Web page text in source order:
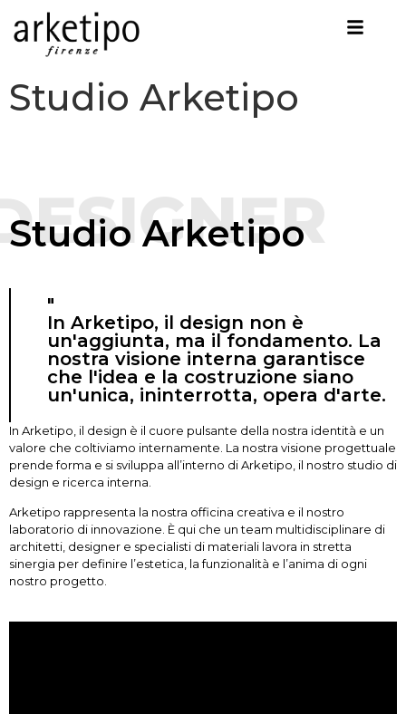
Studio Arketipo
Studio Arketipo
"
In Arketipo, il design non è
un'aggiunta, ma il fondamento. La
nostra visione interna garantisce
che l'idea e la costruzione siano
un'unica, ininterrotta, opera d'arte.
In Arketipo, il design è il cuore pulsante della nostra identità e un
valore che coltiviamo internamente. La nostra visione progettuale
prende forma e si sviluppa all’interno di Arketipo, il nostro studio di
design e ricerca interna.
Arketipo rappresenta la nostra officina creativa e il nostro
laboratorio di innovazione. È qui che un team multidisciplinare di
architetti, designer e specialisti di materiali lavora in stretta
sinergia per definire l’estetica, la funzionalità e l’anima di ogni
nostro progetto.